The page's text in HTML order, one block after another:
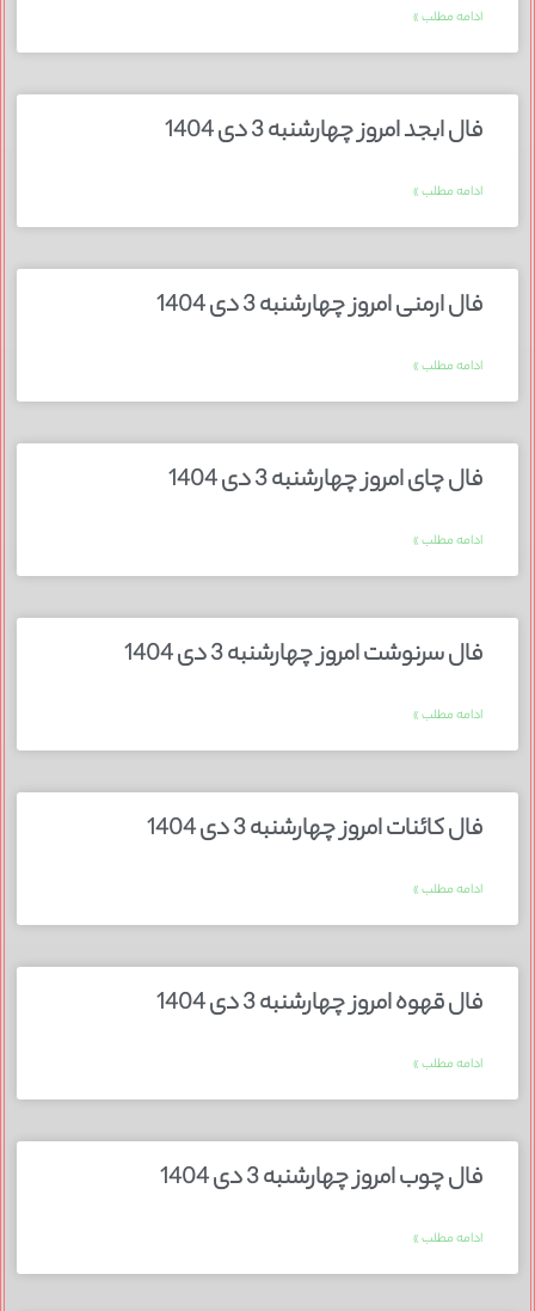
ادامه مطلب »
فال ابجد امروز چهارشنبه 3 دی 1404
ادامه مطلب »
فال ارمنی امروز چهارشنبه 3 دی 1404
ادامه مطلب »
فال چای امروز چهارشنبه 3 دی 1404
ادامه مطلب »
فال سرنوشت امروز چهارشنبه 3 دی 1404
ادامه مطلب »
فال کائنات امروز چهارشنبه 3 دی 1404
ادامه مطلب »
فال قهوه امروز چهارشنبه 3 دی 1404
ادامه مطلب »
فال چوب امروز چهارشنبه 3 دی 1404
ادامه مطلب »